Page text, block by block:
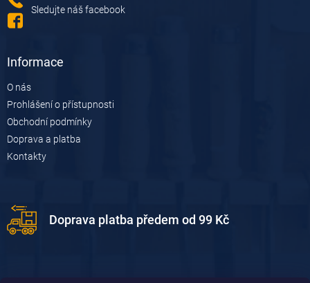
Sledujte náš facebook
Informace
O nás
Prohlášení o přístupnosti
Obchodní podmínky
Doprava a platba
Kontakty
Doprava platba předem od 99 Kč